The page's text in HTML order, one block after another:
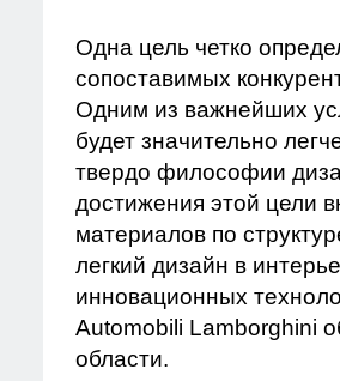
Одна цель четко
сопоставимых
Одним из важнейших
будет значительно
твердо философии
достижения этой цели
материалов по
легкий дизайн в
инновационных
Automobili Lamborghini
области.